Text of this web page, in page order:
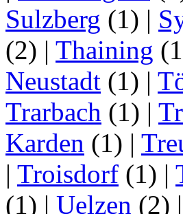
Sulzberg (1) |
(2) | Thaining
Neustadt (1) |
Trarbach (1) |
Karden (1) |
| Troisdorf (1) |
(1) | Uelzen (2) |